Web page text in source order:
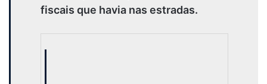
fiscais que havia nas estradas.